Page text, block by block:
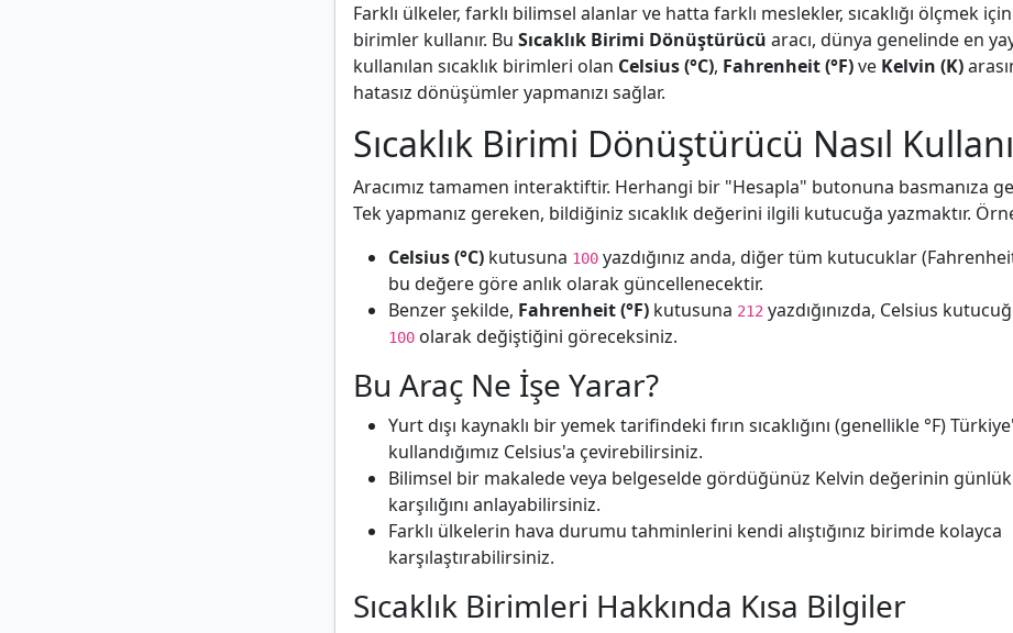
Farklı ülkeler, farklı bilimsel alanlar ve hatta farklı meslekler, sıcaklığı ölçmek
birimler kullanır. Bu Sıcaklık Birimi Dönüştürücü aracı, dünya genelinde en
kullanılan sıcaklık birimleri olan Celsius (°C), Fahrenheit (°F)ve Kelvin (K)
hatasız dönüşümler yapmanızı sağlar.
Sıcaklık Birimi Dönüştürücü Nasıl
Aracımız tamamen interaktiftir. Herhangi bir "Hesapla" butonuna basmanıza
Tek yapmanız gereken, bildiğiniz sıcaklık değerini ilgili kutucuğa yazmaktır.
Celsius (°C) kutusuna 100 yazdığınız anda, diğer tüm kutucuklar
bu değere göre anlık olarak güncellenecektir.
Benzer şekilde, Fahrenheit (°F) kutusuna 212 yazdığınızda, Celsius
100 olarak değiştiğini göreceksiniz.
Bu Araç Ne İşe Yarar?
Yurt dışı kaynaklı bir yemek tarifindeki fırın sıcaklığını (genellikle °F)
kullandığımız Celsius'a çevirebilirsiniz.
Bilimsel bir makalede veya belgeselde gördüğünüz Kelvin değerinin
karşılığını anlayabilirsiniz.
Farklı ülkelerin hava durumu tahminlerini kendi alıştığınız birimde kolayca
karşılaştırabilirsiniz.
Sıcaklık Birimleri Hakkında Kısa Bilgiler